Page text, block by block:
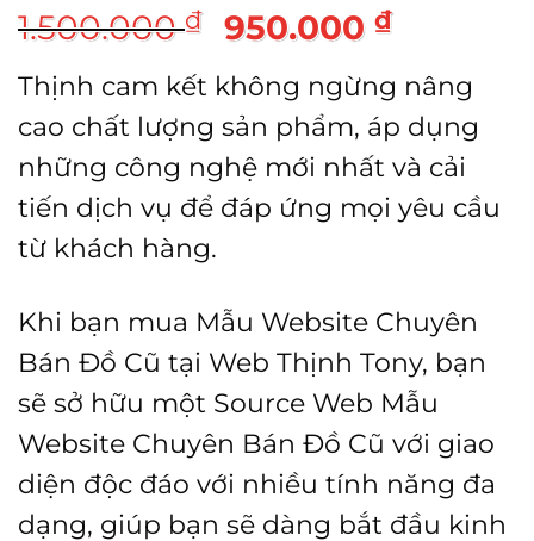
1.500.000₫
Giá
gốc
là:
1.500.000 ₫.
950.000 ₫Giá
tại
là:
Thịnh cam kết không ngừng nâng
cao chất lượng sản phẩm, áp dụng
những công nghệ mới nhất và cải
tiến dịch vụ để đáp ứng mọi yêu cầu
từ khách hàng.
Khi bạn mua Mẫu Website Chuyên
Bán Đồ Cũ tại Web Thịnh Tony, bạn
sẽ sở hữu một Source Web Mẫu
Website Chuyên Bán Đồ Cũ với giao
diện độc đáo với nhiều tính năng đa
dạng, giúp bạn sẽ dàng bắt đầu kinh